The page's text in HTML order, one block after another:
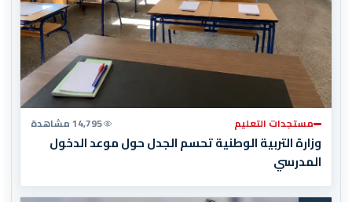
مستجدات التعليم 14,795 مشاهدة
وزارة التربية الوطنية تحسم الجدل حول موعد الدخول
المدرسي